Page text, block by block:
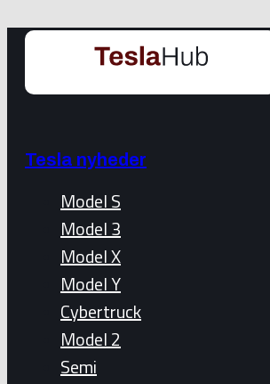
Tesla nyheder
Model S
Model 3
Model X
Model Y
Cybertruck
Model 2
Semi